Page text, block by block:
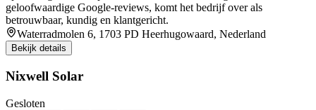
geloofwaardige Google-reviews, komt het bedrijf over als
betrouwbaar, kundig en klantgericht.
Waterradmolen 6, 1703 PD Heerhugowaard, Nederland
Bekijk details
Nixwell Solar
Gesloten